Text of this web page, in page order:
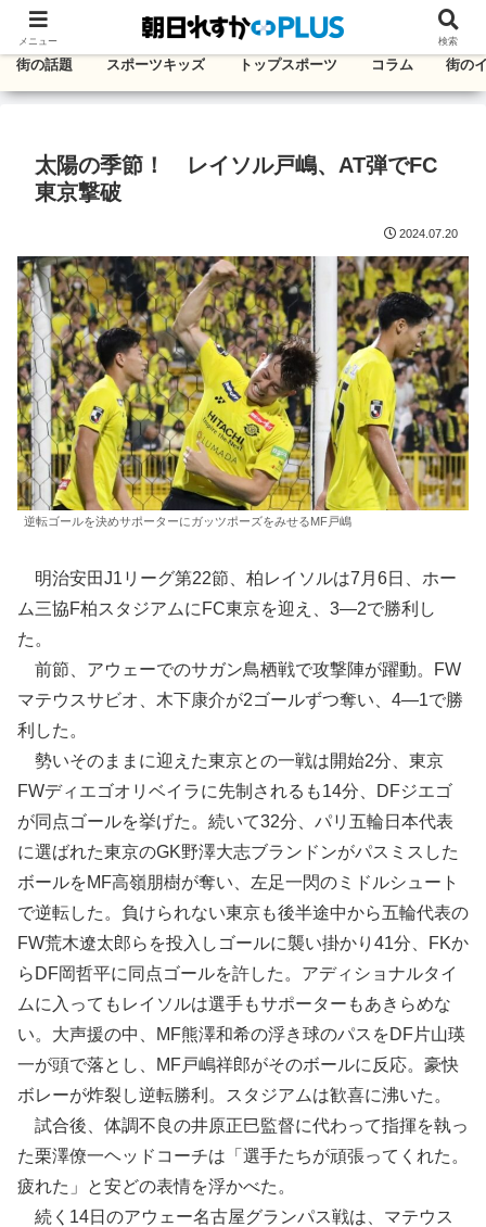
千葉・東葛エリアのタウン情報紙
街の話題 スポーツキッズ トップスポーツ コラム 街の
太陽の季節！ レイソル戸嶋、AT弾でFC
東京撃破
2024.07.20
逆転ゴールを決めサポーターにガッツポーズをみせるMF戸嶋
明治安田J1リーグ第22節、柏レイソルは7月6日、ホー
ム三協F柏スタジアムにFC東京を迎え、3―2で勝利し
た。
前節、アウェーでのサガン鳥栖戦で攻撃陣が躍動。FW
マテウスサビオ、木下康介が2ゴールずつ奪い、4―1で勝
利した。
勢いそのままに迎えた東京との一戦は開始2分、東京
FWディエゴオリベイラに先制されるも14分、DFジエゴ
が同点ゴールを挙げた。続いて32分、パリ五輪日本代表
に選ばれた東京のGK野澤大志ブランドンがパスミスした
ボールをMF高嶺朋樹が奪い、左足一閃のミドルシュート
で逆転した。負けられない東京も後半途中から五輪代表の
FW荒木遼太郎らを投入しゴールに襲い掛かり41分、FKか
らDF岡哲平に同点ゴールを許した。アディショナルタイ
ムに入ってもレイソルは選手もサポーターもあきらめな
い。大声援の中、MF熊澤和希の浮き球のパスをDF片山瑛
一が頭で落とし、MF戸嶋祥郎がそのボールに反応。豪快
ボレーが炸裂し逆転勝利。スタジアムは歓喜に沸いた。
試合後、体調不良の井原正巳監督に代わって指揮を執っ
た栗澤僚一ヘッドコーチは「選手たちが頑張ってくれた。
疲れた」と安どの表情を浮かべた。
続く14日のアウェー名古屋グランパス戦は、マテウス
メニュー 検索